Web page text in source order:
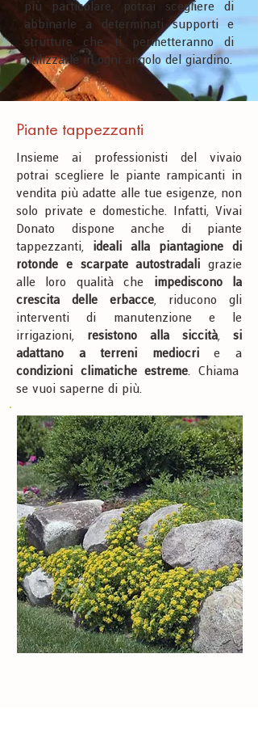
più particolare, potrai scegliere di
abbinarle a determinati supporti e
strutture che ti permetteranno di
utilizzarle in ogni angolo del giardino.
Piante tappezzanti
Insieme ai professionisti del vivaio
potrai scegliere le piante rampicanti in
vendita più adatte alle tue esigenze, non
solo private e domestiche. Infatti, Vivai
Donato dispone anche di piante
tappezzanti, ideali alla piantagione di
rotonde e scarpate autostradali grazie
alle loro qualità che impediscono la
crescita delle erbacce, riducono gli
interventi di manutenzione e le
irrigazioni, resistono alla siccità, si
adattano a terreni mediocrie a
condizioni climatiche estreme. Chiama
se vuoi saperne di più.